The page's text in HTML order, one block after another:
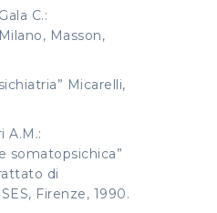
C.:
Masson,
Micarelli,
A.M.:
somatopsichica”
di
Firenze, 1990.